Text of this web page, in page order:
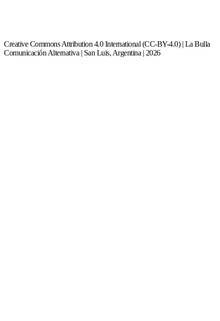
Creative Commons Attribution 4.0 International (CC-BY-4.0) | La Bulla
Comunicación Alternativa | San Luis, Argentina | 2026